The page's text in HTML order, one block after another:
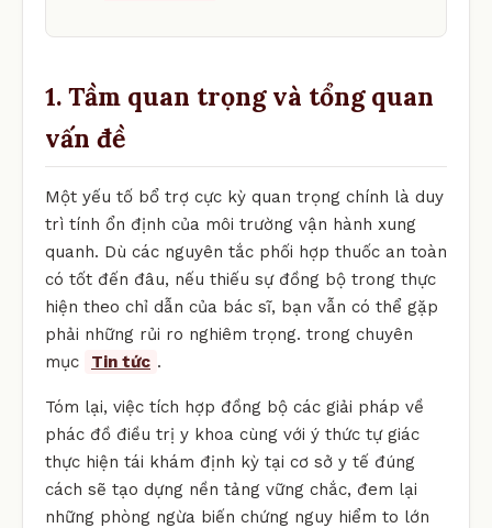
1. Tầm quan trọng và tổng quan
vấn đề
Một yếu tố bổ trợ cực kỳ quan trọng chính là duy
trì tính ổn định của môi trường vận hành xung
quanh. Dù các nguyên tắc phối hợp thuốc an toàn
có tốt đến đâu, nếu thiếu sự đồng bộ trong thực
hiện theo chỉ dẫn của bác sĩ, bạn vẫn có thể gặp
phải những rủi ro nghiêm trọng. trong chuyên
mục
Tin tức .
Tóm lại, việc tích hợp đồng bộ các giải pháp về
phác đồ điều trị y khoa cùng với ý thức tự giác
thực hiện tái khám định kỳ tại cơ sở y tế đúng
cách sẽ tạo dựng nền tảng vững chắc, đem lại
những phòng ngừa biến chứng nguy hiểm to lớn